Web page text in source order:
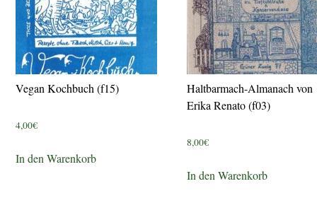
Vegan Kochbuch (f15)
4,00€
In den Warenkorb
Haltbarmach-Almanach von
Erika Renato (f03)
8,00€
In den Warenkorb